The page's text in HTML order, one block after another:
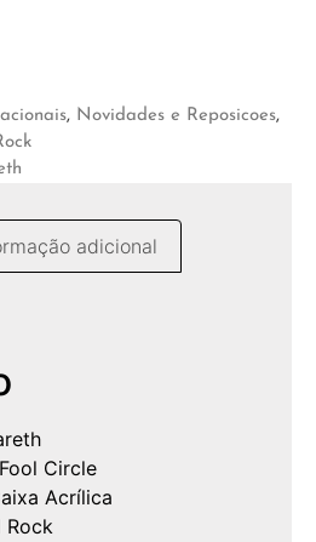
, Novidades e Reposicoes,
adicional
Circle
Acrílica
Rock